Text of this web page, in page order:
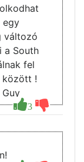
3
egy
változó
a South
fel
között !